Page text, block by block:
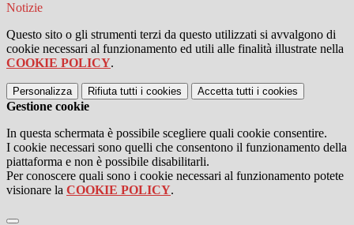
Notizie
Questo sito o gli strumenti terzi da questo utilizzati si avvalgono di
cookie necessari al funzionamento ed utili alle finalità illustrate nella
COOKIE POLICY.
Personalizza Rifiuta tutti i cookies Accetta tutti i cookies
Gestione cookie
In questa schermata è possibile scegliere quali cookie consentire.
I cookie necessari sono quelli che consentono il funzionamento della
piattaforma e non è possibile disabilitarli.
Per conoscere quali sono i cookie necessari al funzionamento potete
visionare la COOKIE POLICY.